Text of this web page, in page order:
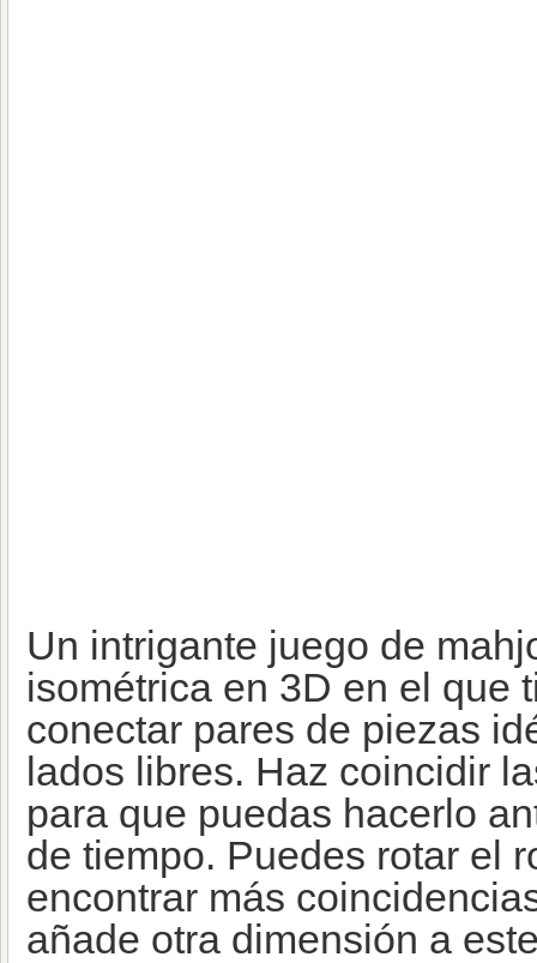
Un intrigante juego de
isométrica en 3D en el que
conectar pares de piezas
lados libres. Haz coincidir
para que puedas hacerlo
de tiempo. Puedes rotar el
encontrar más
añade otra dimensión a